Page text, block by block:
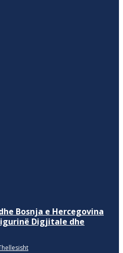
Bosnja e Hercegovina
Digjitale dhe